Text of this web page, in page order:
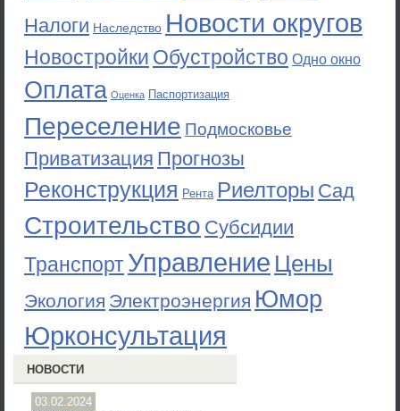
Налоги Наследство Новости округов
Новостройки Обустройство Одно окно
Оплата Оценка Паспортизация
Переселение Подмосковье
Приватизация Прогнозы
Реконструкция Рента Риелторы Сад
Строительство Субсидии
ТранспортУправление Цены
Экология Электроэнергия Юмор
Юрконсультация
НОВОСТИ
03.02.2024